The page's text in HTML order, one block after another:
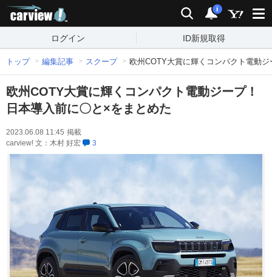
検索 通知
i
ログイン ID新規取得
トップ 編集記事 スクープ 欧州COTY大賞に輝くコンパクト電動
欧州COTY大賞に輝くコンパクト電動ジープ！
日本導入前に〇と×をまとめた
2023.06.08 11:45 掲載
carview! 文：木村 好宏
3